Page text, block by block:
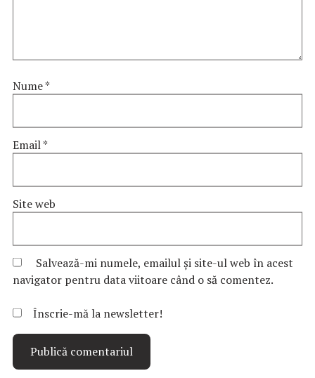
Nume*
Email*
Site web
Salvează-mi numele, emailul și site-ul web în acest
navigator pentru data viitoare când o să comentez.
Înscrie-mă la newsletter!